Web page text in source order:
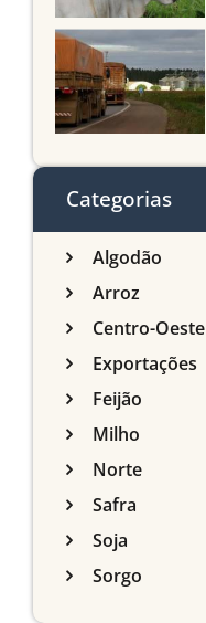
Categorias
Algodão
Arroz
Centro-Oeste
Exportações
Feijão
Milho
Norte
Safra
Soja
Sorgo